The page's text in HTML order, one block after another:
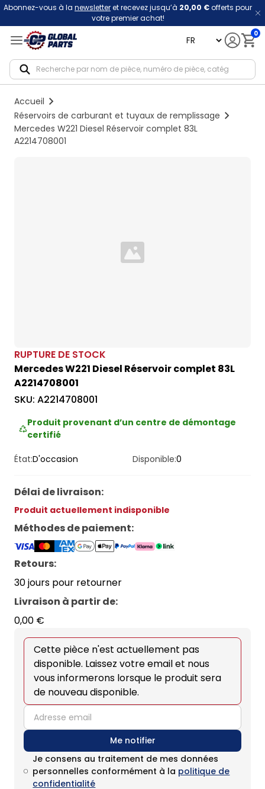
Abonnez-vous à la newsletteret recevez jusqu’à 20,00 €offerts pour
votre premier achat!
language 0
Accueil
Réservoirs de carburant et tuyaux de remplissage
Mercedes W221 Diesel Réservoir complet 83L
A2214708001
Loading...
RUPTURE DE STOCK
Mercedes W221 Diesel Réservoir complet 83L
A2214708001
SKU: A2214708001
Produit provenant d’un centre de démontage
certifié
État:D'occasion Disponible:0
Délai de livraison:
Produit actuellement indisponible
Méthodes de paiement:
Retours:
30 jours pour retourner
Livraison à partir de:
0,00 €
Cette pièce n'est actuellement pas
disponible. Laissez votre email et nous
vous informerons lorsque le produit sera
de nouveau disponible.
email
Me notifier
Je consens au traitement de mes données
personnelles conformément à la politique de
confidentialité